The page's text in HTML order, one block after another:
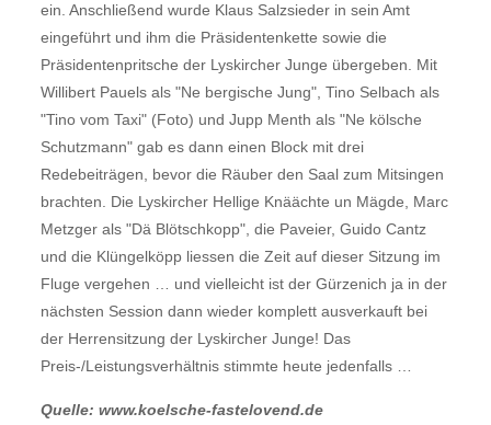
ein. Anschließend wurde Klaus Salzsieder in sein Amt
eingeführt und ihm die Präsidentenkette sowie die
Präsidentenpritsche der Lyskircher Junge übergeben. Mit
Willibert Pauels als "Ne bergische Jung", Tino Selbach als
"Tino vom Taxi" (Foto) und Jupp Menth als "Ne kölsche
Schutzmann" gab es dann einen Block mit drei
Redebeiträgen, bevor die Räuber den Saal zum Mitsingen
brachten. Die Lyskircher Hellige Knäächte un Mägde, Marc
Metzger als "Dä Blötschkopp", die Paveier, Guido Cantz
und die Klüngelköpp liessen die Zeit auf dieser Sitzung im
Fluge vergehen … und vielleicht ist der Gürzenich ja in der
nächsten Session dann wieder komplett ausverkauft bei
der Herrensitzung der Lyskircher Junge! Das
Preis-/Leistungsverhältnis stimmte heute jedenfalls …
Quelle: www.koelsche-fastelovend.de